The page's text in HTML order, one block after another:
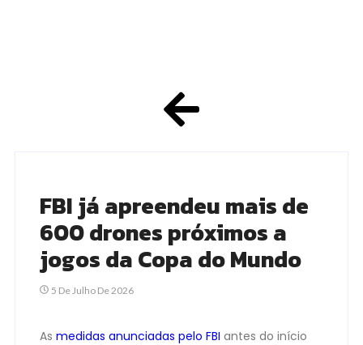
FBI já apreendeu mais de
600 drones próximos a
jogos da Copa do Mundo
5 De Julho De 2026
As medidas anunciadas pelo FBI antes do início